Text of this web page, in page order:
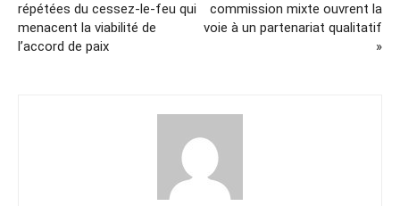
répétées du cessez-le-feu qui
menacent la viabilité de
l’accord de paix
commission mixte ouvrent la
voie à un partenariat qualitatif
»